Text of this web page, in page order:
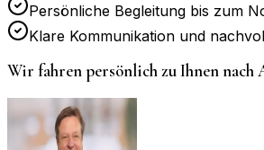
Persönliche Begleitung bis zum
Klare Kommunikation und
Wir fahren persönlich zu Ihnen nach